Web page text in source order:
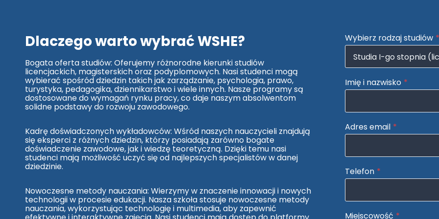
A
R
S
O
C
J
A
L
I
Z
Y
J
N
A
Z
P
I
L
A
K
Dlaczego warto wybrać WSHE?
Bogata oferta studiów: Oferujemy różnorodne kierunki studiów
licencjackich, magisterskich oraz podyplomowych. Nasi studenci mogą
wybierać spośród dziedzin takich jak zarządzanie, psychologia, prawo,
turystyka, pedagogika, dziennikarstwo i wiele innych. Nasze programy są
dostosowane do wymagań rynku pracy, co daje naszym absolwentom
solidne podstawy do rozwoju zawodowego.
Kadrę doświadczonych wykładowców: Wśród naszych nauczycieli znajdują
się eksperci z różnych dziedzin, którzy posiadają zarówno bogate
doświadczenie zawodowe, jak i wiedzę teoretyczną. Dzięki temu nasi
studenci mają możliwość uczyć się od najlepszych specjalistów w danej
dziedzinie.
Nowoczesne metody nauczania: Wierzymy w znaczenie innowacji i nowych
technologii w procesie edukacji. Nasza szkoła stosuje nowoczesne metody
nauczania, wykorzystując technologię i multimedia, aby zapewnić
Wybierz rodzaj studiów *
Imię i nazwisko *
Adres email *
Telefon *
Miejscowość *